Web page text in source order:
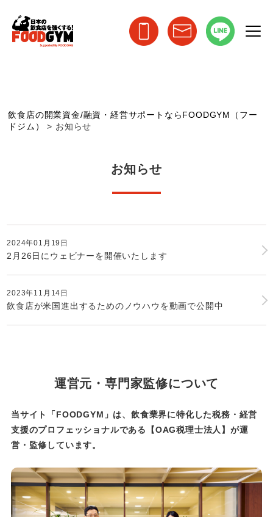
飲食店の開業資金/融資・経営サポートならFOODGYM（フー
ドジム）
> お知らせ
お知らせ
2024年01月19日
2月26日にウェビナーを開催いたします
2023年11月14日
飲食店が米国進出するためのノウハウを動画で公開中
運営元・専門家監修について
当サイト「FOODGYM」は、飲食業界に特化した税務・経営
支援のプロフェッショナルである
【OAG税理士法人】が運
営・監修しています。